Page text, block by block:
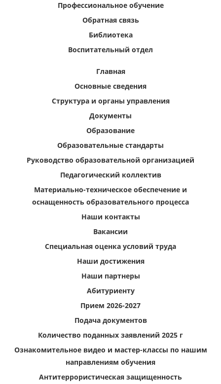
Профессиональное обучение
Обратная связь
Библиотека
Воспитательный отдел
Главная
Основные сведения
Структура и органы управления
Документы
Образование
Образовательные стандарты
Руководство образовательной организацией
Педагогический коллектив
Материально-техническое обеспечение и
оснащенность образовательного процесса
Наши контакты
Вакансии
Специальная оценка условий труда
Наши достижения
Наши партнеры
Абитуриенту
Прием 2026-2027
Подача документов
Количество поданных заявлений 2025 г
Ознакомительное видео и мастер-классы по нашим
направлениям обучения
Антитеррористическая защищенность